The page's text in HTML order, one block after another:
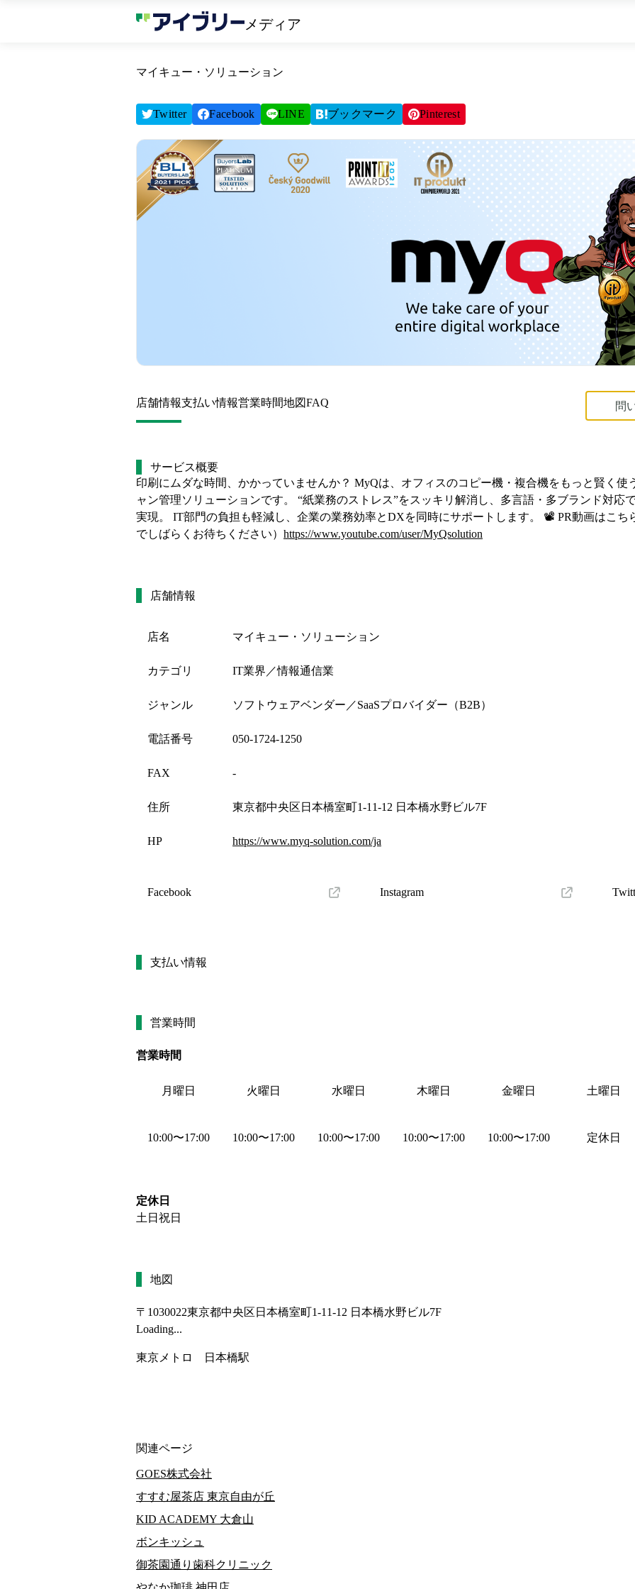
メディア
マイキュー・ソリューション
Twitter Facebook LINE ブックマーク Pinterest
店舗情報支払い情報営業時間地図FAQ 問
サービス概要
印刷にムダな時間、かかっていませんか？ MyQは、オフィスのコピー機・複合機をもっと賢く使
ャン管理ソリューションです。 “紙業務のストレス”をスッキリ解消し、多言語・多ブランド対応
実現。 IT部門の負担も軽減し、企業の業務効率とDXを同時にサポートします。 📽️ PR動画はこ
でしばらくお待ちください） https://www.youtube.com/user/MyQsolution
店舗情報
店名 マイキュー・ソリューション
カテゴリ IT業界／情報通信業
ジャンル ソフトウェアベンダー／SaaSプロバイダー（B2B）
電話番号 050-1724-1250
FAX -
住所 東京都中央区日本橋室町1-11-12 日本橋水野ビル7F
HP https://www.myq-solution.com/ja
Facebook Instagram
支払い情報
営業時間
営業時間
月曜日 火曜日 水曜日 木曜日 金曜日 土曜日
10:00〜17:00 10:00〜17:00 10:00〜17:00 10:00〜17:00 10:00〜17:00 定休日
定休日
土日祝日
地図
〒1030022東京都中央区日本橋室町1-11-12 日本橋水野ビル7F
Loading...
東京メトロ　日本橋駅
関連ページ
GOES株式会社
すすむ屋茶店 東京自由が丘
KID ACADEMY 大倉山
ボンキッシュ
御茶園通り歯科クリニック